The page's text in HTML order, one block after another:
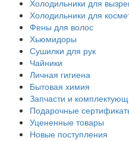
Холодильники для
Холодильники для
Фены для волос
Хьюмидоры
Сушилки для рук
Чайники
Личная гигиена
Бытовая химия
Запчасти и
Подарочные
Уцененные товары
Новые поступления